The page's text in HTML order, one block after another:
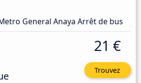
General Anaya Arrêt de bus
21 €
Trouvez